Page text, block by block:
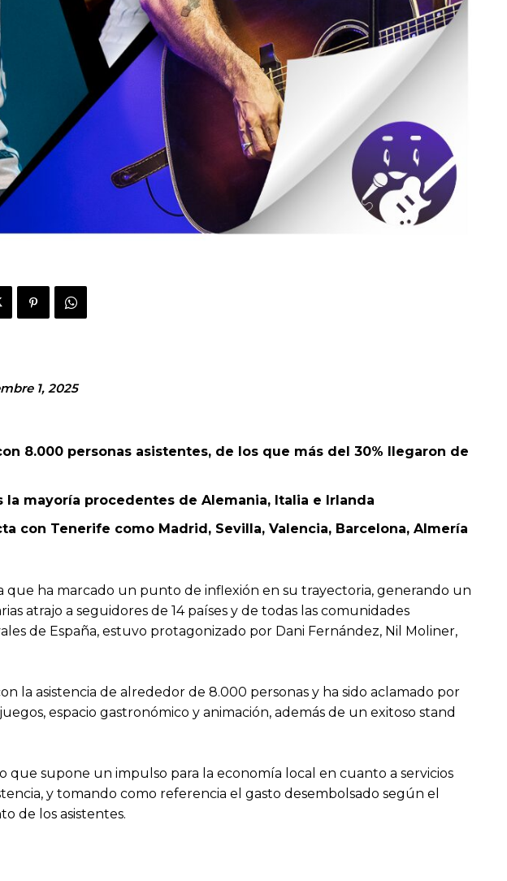
1, 2025
8.000 personas asistentes, de los que más del 30% llegaron de
mayoría procedentes de Alemania, Italia e Irlanda
con Tenerife como Madrid, Sevilla, Valencia, Barcelona, Almería
que ha marcado un punto de inflexión en su trayectoria, generando un
atrajo a seguidores de 14 países y de todas las comunidades
de España, estuvo protagonizado por Dani Fernández, Nil Moliner,
la asistencia de alrededor de 8.000 personas y ha sido aclamado por
espacio gastronómico y animación, además de un exitoso stand
que supone un impulso para la economía local en cuanto a servicios
y tomando como referencia el gasto desembolsado según el
de los asistentes.